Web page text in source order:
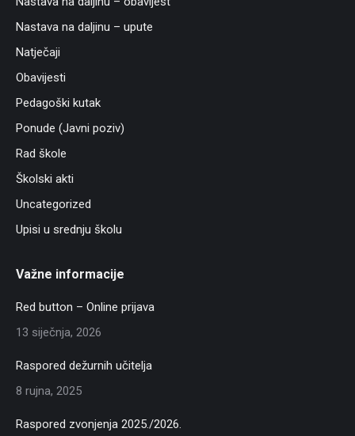
Nastava na daljinu – upute
Natječaji
Obavijesti
Pedagoški kutak
Ponude (Javni poziv)
Rad škole
Školski akti
Uncategorized
Upisi u srednju školu
Važne informacije
Red button – Online prijava
13 siječnja, 2026
Raspored dežurnih učitelja
8 rujna, 2025
Raspored zvonjenja 2025./2026.